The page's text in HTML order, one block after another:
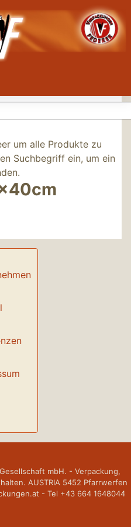
um alle Produkte zu
Suchbegriff ein, um ein
mbH. - Verpackung,
AUSTRIA 5452 Pfarrwerfen
- Tel +43 664 1648044